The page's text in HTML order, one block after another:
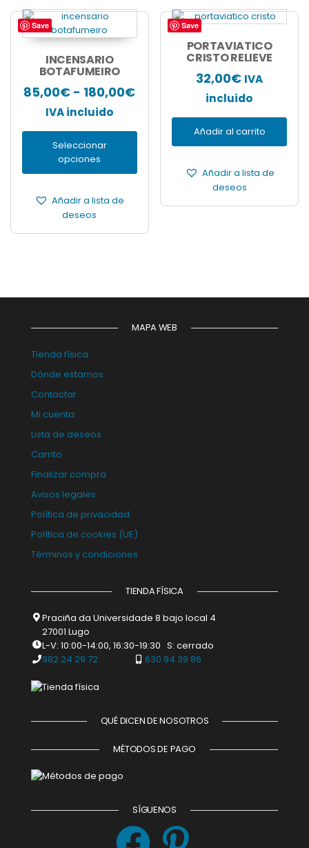
Save
INCENSARIO
BOTAFUMEIRO
85,00€ - 180,00€Rango
precios:
desde
85,00€
180,00€
IVA incluido
Seleccionar
opciones
Este
producto
múltiples
variantes.
Las
opciones
pueden
página Añadir a lista de
deseos
Save
PORTAVIATICO
CRISTO RELIEVE
32,00€ IVA
incluido
Añadir al carrito
Añadir a lista de
deseos
MAPA WEB
Tienda física
Dónde estamos
Contactar
Mi cuenta
Lista de deseos
Carrito
Finalizar compra
Avisos legales
Política de privacidad
Política de cookies (UE)
Términos y condiciones
TIENDA FÍSICA
Praciña da Universidade 8 bajo local 4
27001 Lugo
L-V: 10:00-14:00, 16:30-19:30 S: cerrado
982 24 29 72
630 94 39 86
QUÉ DICEN DE NOSOTROS
MÉTODOS DE PAGO
SÍGUENOS